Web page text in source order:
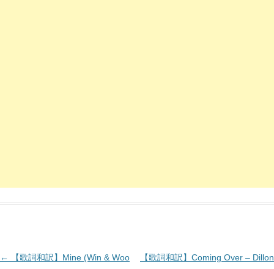
投
←
【歌詞和訳】Mine (Win & Woo
【歌詞和訳】Coming Over – Dillon